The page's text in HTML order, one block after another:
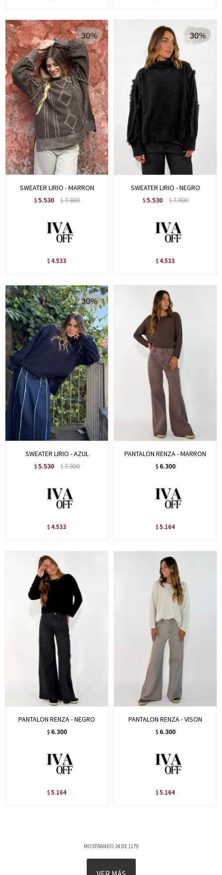
SWEATER LIRIO - MARRON
$ 5.530 $7.900
$ 4.533
SWEATER LIRIO - NEGRO
$ 5.530 $7.900
$ 4.533
SWEATER LIRIO - AZUL
$ 5.530 $7.900
$ 4.533
PANTALON RENZA - MARRON
$ 6.300
$ 5.164
PANTALON RENZA - NEGRO
$ 6.300
$ 5.164
PANTALON RENZA - VISON
$ 6.300
$ 5.164
MOSTRANDO 24 DE1179